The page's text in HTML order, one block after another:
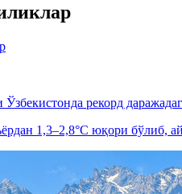
рекорд
1,3–2,8°C юқори бўлиб,